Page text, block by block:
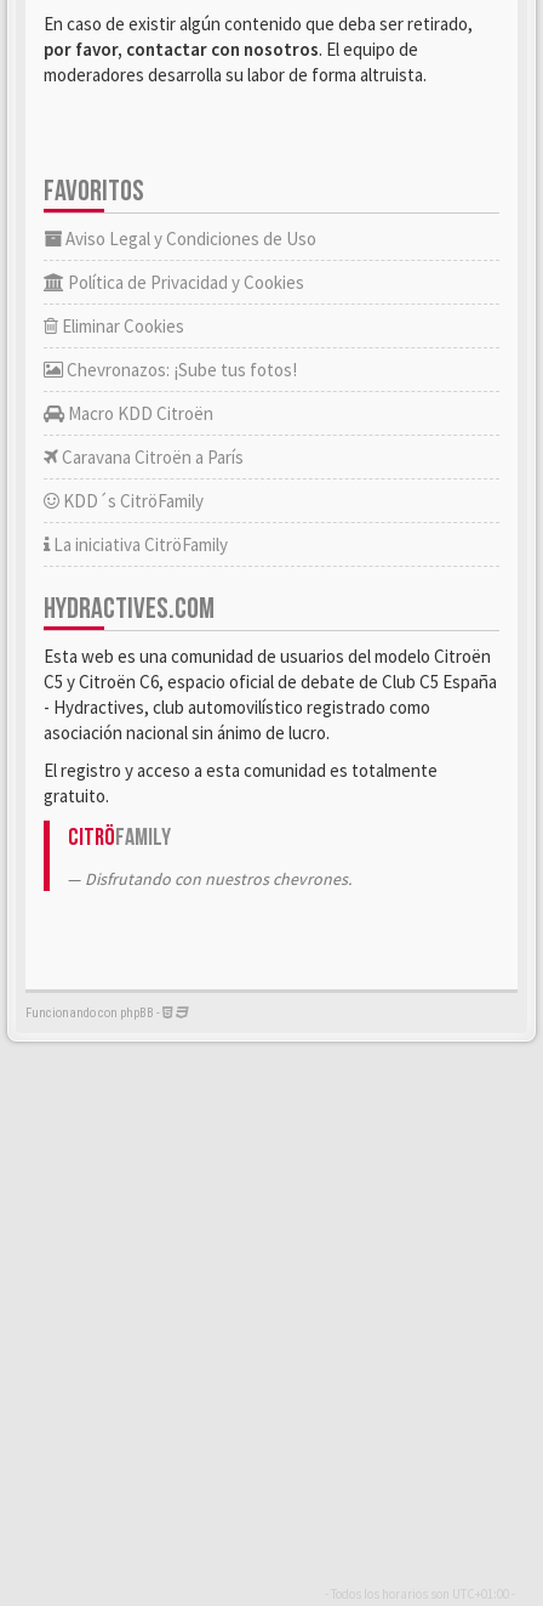
En caso de existir algún contenido que deba ser retirado,
por favor, contactar con nosotros. El equipo de
moderadores desarrolla su labor de forma altruista.
FAVORITOS
Aviso Legal y Condiciones de Uso
Política de Privacidad y Cookies
Eliminar Cookies
Chevronazos: ¡Sube tus fotos!
Macro KDD Citroën
Caravana Citroën a París
KDD´s CitröFamily
La iniciativa CitröFamily
HYDRACTIVES.COM
Esta web es una comunidad de usuarios del modelo Citroën
C5 y Citroën C6, espacio oficial de debate de Club C5 España
- Hydractives, club automovilístico registrado como
asociación nacional sin ánimo de lucro.
El registro y acceso a esta comunidad es totalmente
gratuito.
CitröFamily
Disfrutando con nuestros chevrones.
Funcionando con phpBB -
- Todos los horarios son UTC+01:00